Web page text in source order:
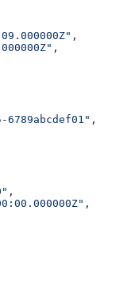
,
,
6789abcdef01" ,
,
,